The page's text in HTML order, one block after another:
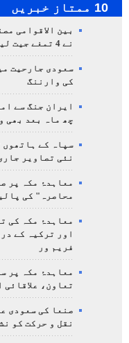
10 ممتاز خبریں
بین الاقوامی
نے 4 تمغے جیت لیے
سعودی جارحیت
کی وارننگ
ایران جنگ سے
چھ ماہ بعد بھی
سپاہ کے ہاتھوں
نئی تصاویر
معاہدۂ مکہ پر
محاصرہ" کی
معاہدۂ مکہ کی
اور ترکیہ کے
فریم ور
معاہدۂ مکہ پر
تعاون، علاقائی
صنعا کی سعودی
نقل و حرکت کو